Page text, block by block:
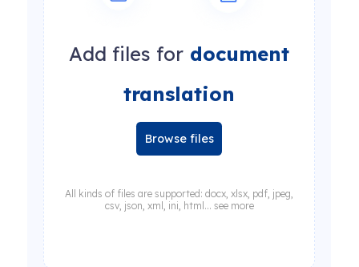
Add files for document
translation
Browse files
All kinds of files are supported: docx, xlsx, pdf, jpeg,
csv, json, xml, ini, html... see more